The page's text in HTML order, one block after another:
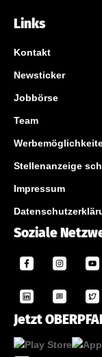
Links
Kontakt
Newsticker
Jobbörse
Team
Stellenanzeige
Impressum
Soziale
Jetzt